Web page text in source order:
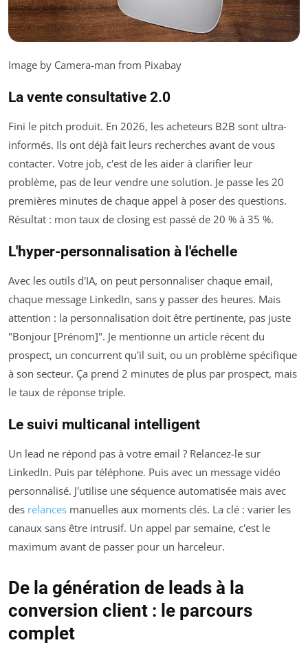
Image by Camera-man from Pixabay
La vente consultative 2.0
Fini le pitch produit. En 2026, les acheteurs B2B sont ultra-
informés. Ils ont déjà fait leurs recherches avant de vous
contacter. Votre job, c'est de les aider à clarifier leur
problème, pas de leur vendre une solution. Je passe les 20
premières minutes de chaque appel à poser des questions.
Résultat : mon taux de closing est passé de 20 % à 35 %.
L'hyper-personnalisation à l'échelle
Avec les outils d'IA, on peut personnaliser chaque email,
chaque message LinkedIn, sans y passer des heures. Mais
attention : la personnalisation doit être pertinente, pas juste
"Bonjour [Prénom]". Je mentionne un article récent du
prospect, un concurrent qu'il suit, ou un problème spécifique
à son secteur. Ça prend 2 minutes de plus par prospect, mais
le taux de réponse triple.
Le suivi multicanal intelligent
Un lead ne répond pas à votre email ? Relancez-le sur
LinkedIn. Puis par téléphone. Puis avec un message vidéo
personnalisé. J'utilise une séquence automatisée mais avec
des relances manuelles aux moments clés. La clé : varier les
canaux sans être intrusif. Un appel par semaine, c'est le
maximum avant de passer pour un harceleur.
De la génération de leads à la
conversion client : le parcours
complet